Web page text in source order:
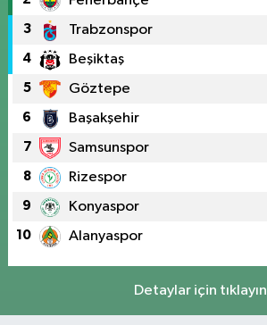
3 Trabzonspor
4 Beşiktaş
5 Göztepe
6 Başakşehir
7 Samsunspor
8 Rizespor
9 Konyaspor
10 Alanyaspor
Detaylar için tıklayın